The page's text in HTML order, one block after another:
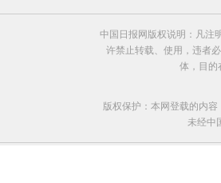
中国日报网版权说明：凡注
许禁止转载、使用，违者
体，目的
版权保护：本网登载的内
未经中